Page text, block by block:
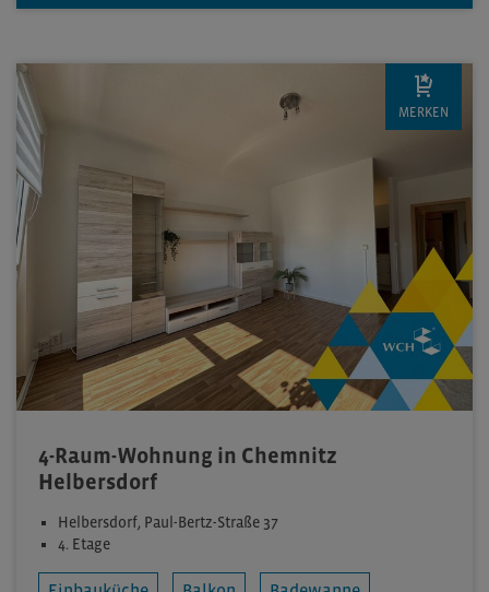
4-Raum-Wohnung in Chemnitz
Helbersdorf
Helbersdorf, Paul-Bertz-Straße 37
4. Etage
MERKEN